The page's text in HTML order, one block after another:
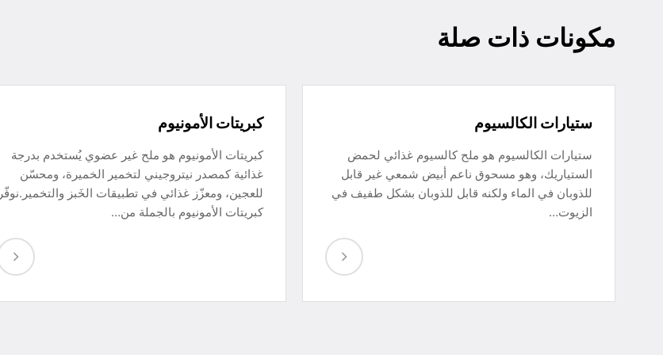
مكونات ذات صلة
ستيارات الكالسيوم
ستيارات الكالسيوم هو ملح كالسيوم غذائي لحمض
الستياريك، وهو مسحوق ناعم أبيض شمعي غير قابل
للذوبان في الماء ولكنه قابل للذوبان بشكل طفيف في
الزيوت…
كبريتات الأمونيوم
كبريتات الأمونيوم هو ملح غير عضوي يُستخدم بدرجة
غذائية كمصدر نيتروجيني لتخمير الخميرة، ومحسّن
للعجين، ومعزّز غذائي في تطبيقات الخَبز والتخمير.نوفّر
كبريتات الأمونيوم بالجملة من…